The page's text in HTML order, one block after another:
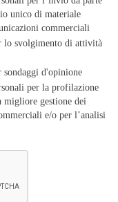
unico di materiale
commerciali
lo svolgimento di attività
sondaggi d'opinione
per la profilazione
migliore gestione dei
e/o per l’analisi